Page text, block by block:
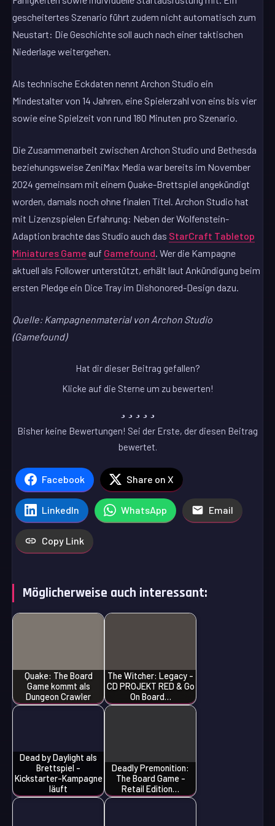
gescheitertes Szenario führt zudem nicht automatisch zum
Neustart: Die Geschichte soll auch nach einer taktischen
Niederlage weitergehen.
Als technische Eckdaten nennt Archon Studio ein
Mindestalter von 14 Jahren, eine Spielerzahl von eins bis vier
sowie eine Spielzeit von rund 180 Minuten pro Szenario.
Die Zusammenarbeit zwischen Archon Studio und Bethesda
beziehungsweise ZeniMax Media war bereits im November
2024 gemeinsam mit einem Quake-Brettspiel angekündigt
worden, damals noch ohne finalen Titel. Archon Studio hat
mit Lizenzspielen Erfahrung: Neben der Wolfenstein-
Adaption brachte das Studio auch das StarCraft Tabletop
Miniatures Game auf Gamefound. Wer die Kampagne
aktuell als Follower unterstützt, erhält laut Ankündigung beim
ersten Pledge ein Dice Tray im Dishonored-Design dazu.
Quelle: Kampagnenmaterial von Archon Studio
(Gamefound)
Hat dir dieser Beitrag gefallen?
Klicke auf die Sterne um zu bewerten!
Bisher keine Bewertungen! Sei der Erste, der diesen Beitrag
bewertet.
Facebook Share on X
LinkedIn WhatsApp Email
Copy Link
Möglicherweise auch interessant:
Quake: The Board
Game kommt als
Dungeon Crawler
The Witcher: Legacy -
CD PROJEKT RED & Go
On Board…
Dead by Daylight als
Brettspiel -
Kickstarter-Kampagne
läuft
Deadly Premonition:
The Board Game -
Retail Edition…